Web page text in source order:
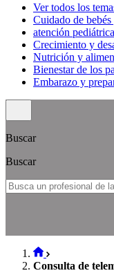
Ver todos los
Cuidado de
atención
Crecimiento y
Nutrición y
Bienestar de los
Embarazo y
Buscar
Buscar
Consulta de